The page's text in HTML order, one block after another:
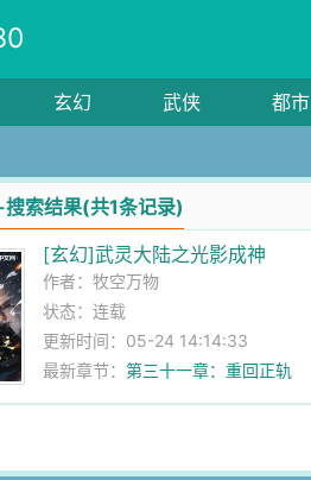
玄幻 武侠 都市
索结果(共1条记录)
[玄幻]武灵大陆之光影成神
作者：牧空万物
状态：连载
更新时间：05-24 14:14:33
最新章节：第三十一章：重回正轨